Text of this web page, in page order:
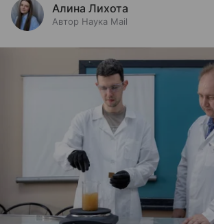
Алина Лихота
Автор Наука Mail